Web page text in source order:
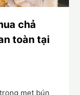
chả
toàn tại
mẹt bún